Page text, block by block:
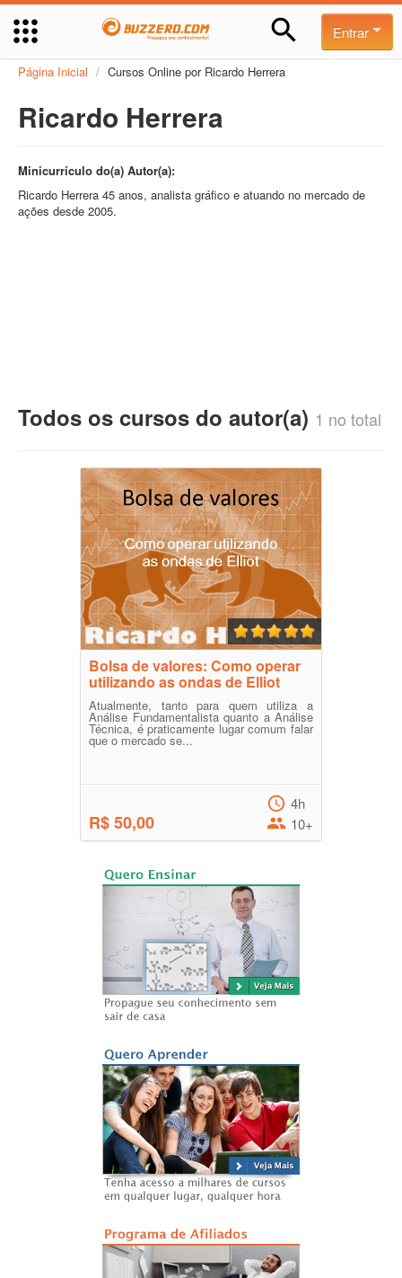
Entrar
Página Inicial / Cursos Online por Ricardo Herrera
Ricardo Herrera
Minicurrículo do(a) Autor(a):
Ricardo Herrera 45 anos, analista gráfico e atuando no mercado de
ações desde 2005.
Todos os cursos do autor(a) 1 no total
Bolsa de valores: Como operar
utilizando as ondas de Elliot
Atualmente, tanto para quem utiliza a
Análise Fundamentalista quanto a Análise
Técnica, é praticamente lugar comum falar
que o mercado se...
R$ 50,00
4h
10+